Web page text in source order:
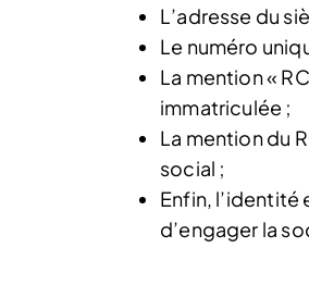
L’adresse du
Le numéro
La mention «
immatriculée ;
La mention du
social ;
Enfin,
d’engager la